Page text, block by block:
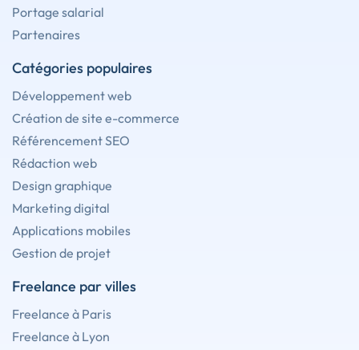
Portage salarial
Partenaires
Catégories populaires
Développement web
Création de site e-commerce
Référencement SEO
Rédaction web
Design graphique
Marketing digital
Applications mobiles
Gestion de projet
Freelance par villes
Freelance à Paris
Freelance à Lyon